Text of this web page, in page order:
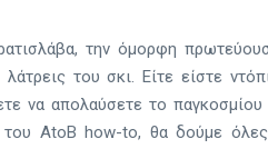
την όμορφη
του σκι. Είτε είστε
να απολαύσετε το
AtoB how-to, θα δούμε όλες